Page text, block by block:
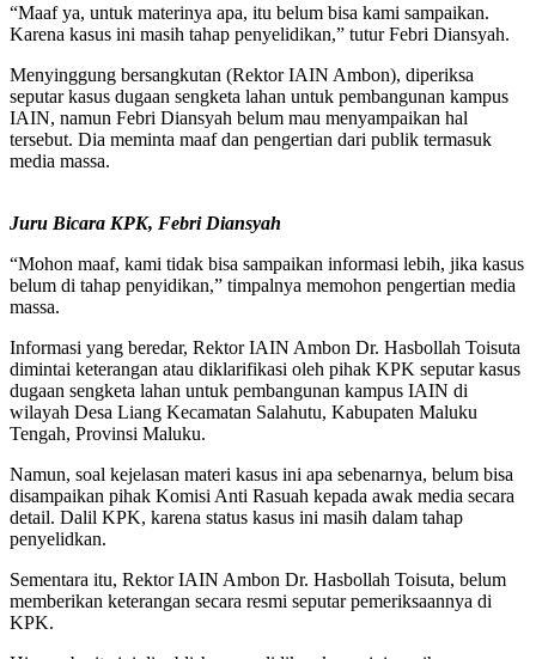
“Maaf ya, untuk materinya apa, itu belum bisa kami sampaikan.
Karena kasus ini masih tahap penyelidikan,” tutur Febri Diansyah.
Menyinggung bersangkutan (Rektor IAIN Ambon), diperiksa
seputar kasus dugaan sengketa lahan untuk pembangunan kampus
IAIN, namun Febri Diansyah belum mau menyampaikan hal
tersebut. Dia meminta maaf dan pengertian dari publik termasuk
media massa.
Juru Bicara KPK, Febri Diansyah
“Mohon maaf, kami tidak bisa sampaikan informasi lebih, jika kasus
belum di tahap penyidikan,” timpalnya memohon pengertian media
massa.
Informasi yang beredar, Rektor IAIN Ambon Dr. Hasbollah Toisuta
dimintai keterangan atau diklarifikasi oleh pihak KPK seputar kasus
dugaan sengketa lahan untuk pembangunan kampus IAIN di
wilayah Desa Liang Kecamatan Salahutu, Kabupaten Maluku
Tengah, Provinsi Maluku.
Namun, soal kejelasan materi kasus ini apa sebenarnya, belum bisa
disampaikan pihak Komisi Anti Rasuah kepada awak media secara
detail. Dalil KPK, karena status kasus ini masih dalam tahap
penyelidkan.
Sementara itu, Rektor IAIN Ambon Dr. Hasbollah Toisuta, belum
memberikan keterangan secara resmi seputar pemeriksaannya di
KPK.